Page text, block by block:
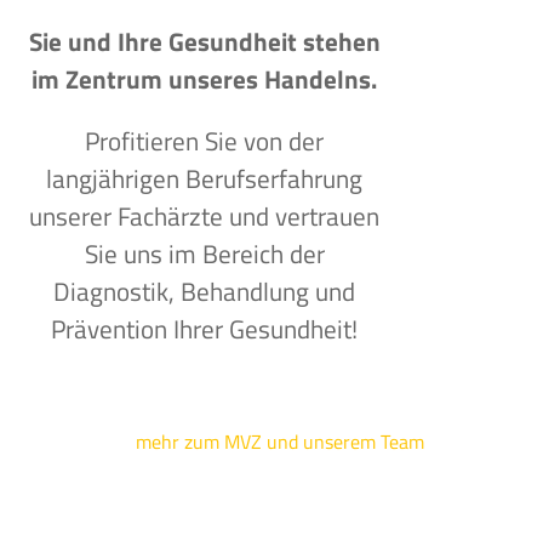
Sie und Ihre Gesundheit stehen
im Zentrum unseres Handelns.
Profitieren Sie von der
langjährigen Berufserfahrung
unserer Fachärzte und vertrauen
Sie uns im Bereich der
Diagnostik, Behandlung und
Prävention Ihrer Gesundheit!
mehr zum MVZ und unserem Team